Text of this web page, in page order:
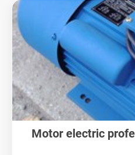
Motor electric